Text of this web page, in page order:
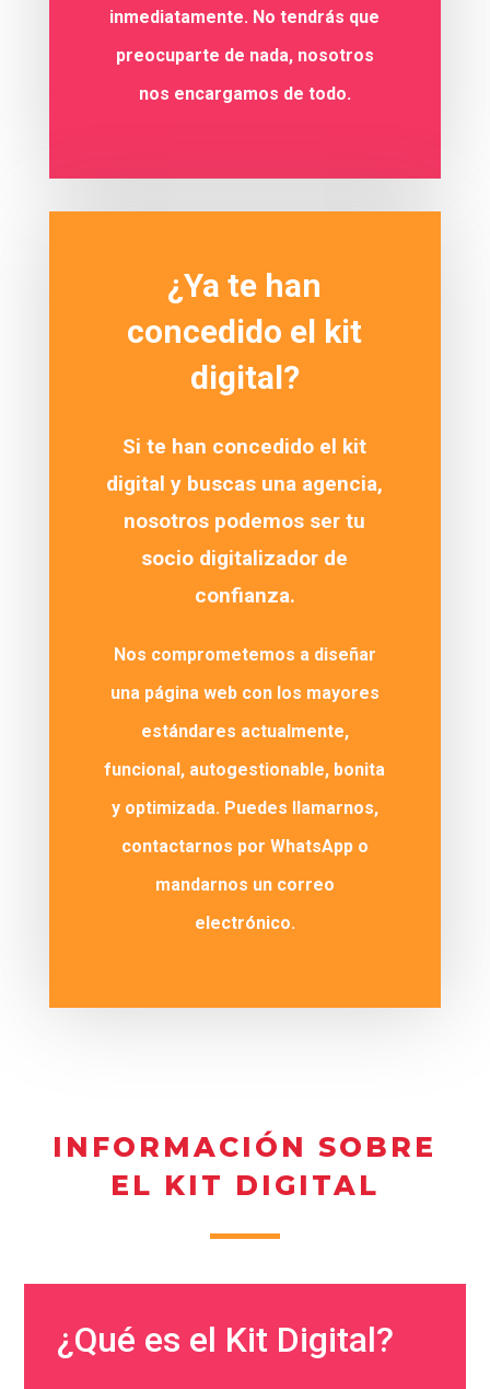
inmediatamente. No tendrás que
preocuparte de nada, nosotros
nos encargamos de todo.
¿Ya te han
concedido el kit
digital?
Si te han concedido el kit
digital y buscas una agencia,
nosotros podemos ser tu
socio digitalizador de
confianza.
Nos comprometemos a diseñar
una página webcon los mayores
estándares actualmente,
funcional , autogestionable, bonita
y optimizada. Puedes llamarnos,
contactarnos por WhatsApp o
mandarnos un correo
electrónico.
INFORMACIÓN SOBRE
EL KIT DIGITAL
¿Qué es el Kit Digital?